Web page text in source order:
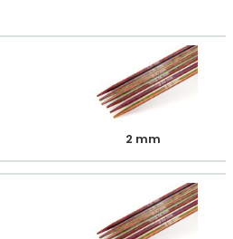
2 mm